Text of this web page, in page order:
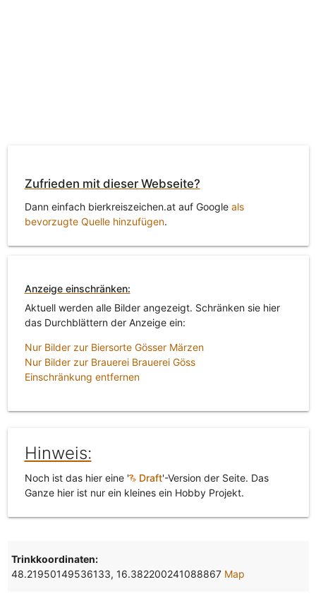
Zufrieden mit dieser Webseite?
Dann einfach bierkreiszeichen.at auf Google als
bevorzugte Quelle hinzufügen.
Anzeige einschränken:
Aktuell werden alle Bilder angezeigt. Schränken sie hier
das Durchblättern der Anzeige ein:
Nur Bilder zur Biersorte Gösser Märzen
Nur Bilder zur Brauerei Brauerei Göss
Einschränkung entfernen
Hinweis:
Noch ist das hier eine ' Draft'-Version der Seite. Das
Ganze hier ist nur ein kleines ein Hobby Projekt.
Trinkkoordinaten:
48.21950149536133, 16.382200241088867 Map